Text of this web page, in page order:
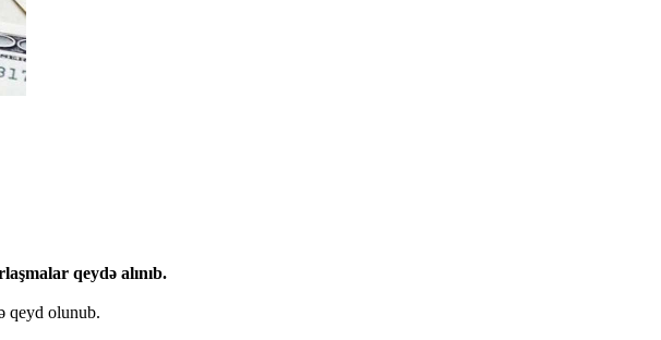
qeydə alınıb.
qeyd olunub.